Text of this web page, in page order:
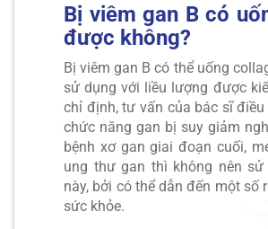
Bị viêm gan B có
được không?
Bị viêm gan B có thể uống
sử dụng với liều lượng được
chỉ định, tư vấn của bác sĩ điều
chức năng gan bị suy giảm
bệnh xơ gan giai đoạn cuối,
ung thư gan thì không nên sử
này, bởi có thể dẫn đến một số
sức khỏe.